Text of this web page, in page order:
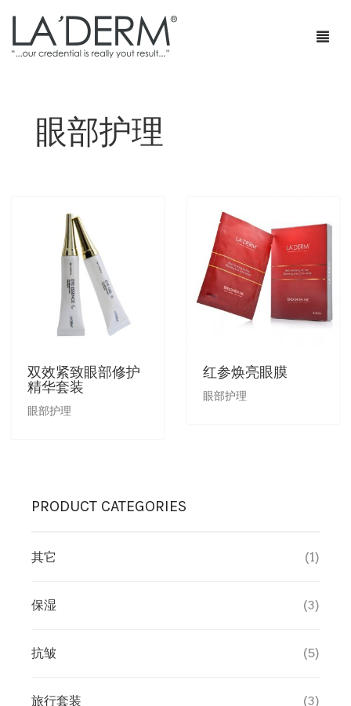
青春痘护理
防止敏感及修复
洗脸霜
旅行套装
疗程套装
美白
防晒及粉底
最新发布及媒体
销售商店
眼部护理
双效紧致眼部修护
精华套装
眼部护理
红参焕亮眼膜
眼部护理
PRODUCT CATEGORIES
其它 (1)
保湿 (3)
抗皱 (5)
旅行套装 (3)